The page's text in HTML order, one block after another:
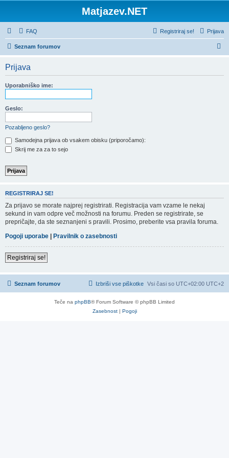
Matjazev.NET
FAQ Prijava
Registriraj se!
Seznam forumov
Prijava
Uporabniško ime:
Geslo:
Pozabljeno geslo?
Samodejna prijava ob vsakem obisku (priporočamo):
Skrij me za za to sejo
REGISTRIRAJ SE!
Za prijavo se morate najprej registrirati. Registracija vam vzame le nekaj
sekund in vam odpre več možnosti na forumu. Preden se registrirate, se
prepričajte, da ste seznanjeni s pravili. Prosimo, preberite vsa pravila foruma.
Pogoji uporabe | Pravilnik o zasebnosti
Registriraj se!
Seznam forumov Vsi časi so UTC+02:00 UTC+2
Izbriši vse piškotke
Teče na phpBB® Forum Software © phpBB Limited
Zasebnost| Pogoji